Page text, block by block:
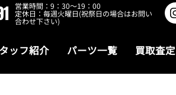
営業時間：9：30～19：00
定休日：毎週火曜日(祝祭日の場合はお問い
合わせ下さい)
ッフ紹介 パーツ一覧 買取査定